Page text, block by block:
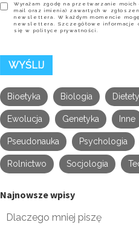
Wyrażam zgodę na przetwarzanie
mail oraz imienia) zawartych w
newslettera. W każdym momencie
newslettera. Szczegółowe informacje
się w polityce prywatności.
Bioetyka Biologia
Ewolucja Genetyka Inne
Pseudonauka Psychologia
Rolnictwo Socjologia
Najnowsze wpisy
Dlaczego mniej piszę